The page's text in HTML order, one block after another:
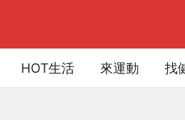
HOT生活 來運動 找